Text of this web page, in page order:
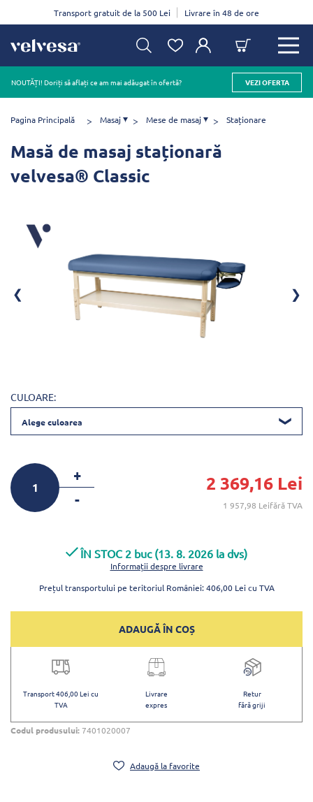
Transport gratuit de la 500 Lei Livrare în 48 de ore
NOUTĂȚI! Doriți să aflați ce am mai adăugat în ofertă? VEZI OFERTA
Pagina Principală Masaj Mese de masaj Staționare
Masă de masaj staționară
velvesa® Classic
CULOARE:
Alege culoarea
+
-
2 369,16 Lei
1 957,98 Leifără TVA
ÎN STOC 2 buc (13. 8. 2026 la dvs)
Informații despre livrare
Prețul transportului pe teritoriul României: 406,00 Lei cu TVA
ADAUGĂ ÎN COȘ
Transport 406,00 Lei cu
TVA
Livrare
expres
Retur
fără griji
Codul produsului:7401020007
Adaugă la favorite